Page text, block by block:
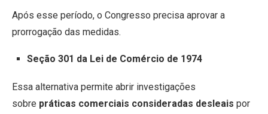
Após esse período, o Congresso precisa aprovar a
prorrogação das medidas.
Seção 301 da Lei de Comércio de 1974
Essa alternativa permite abrir investigações
sobre práticas comerciais consideradas desleais por